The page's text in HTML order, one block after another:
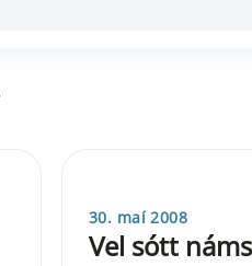
30. maí 2008
Vel sótt